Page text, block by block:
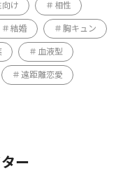
向け 相性
結婚 胸キュン
血液型
遠距離恋愛
ー